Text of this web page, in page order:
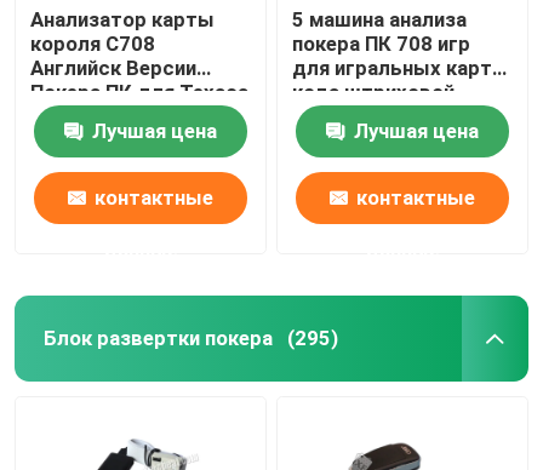
Анализатор карты
короля С708
Английск Версии
Покера ПК для Техаса
держит их игра/
индийская игра
Лучшая цена
контактные
5 машина анализа
покера ПК 708 игр
для игральных карт
кода штриховой
маркировки
маркированных
Лучшая цена
контактные
Блок развертки покера (295)